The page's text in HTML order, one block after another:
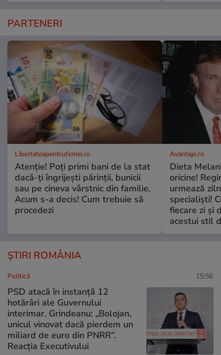
PARTENERI
Libertateapentrufemei.ro
Atenție! Poți primi bani de la stat
dacă-ți îngrijești părinții, bunicii
sau pe cineva vârstnic din familie.
Acum s-a decis! Cum trebuie să
procedezi
Avantaje.ro
Dieta
oricine!
urmează
specialiști!
fiecare zi și
acestui stil
ȘTIRI ROMÂNIA
Politică 15:56
PSD atacă în instanță 12
hotărâri ale Guvernului
interimar. Grindeanu: „Bolojan,
unicul vinovat dacă pierdem un
miliard de euro din PNRR”.
Reacția Executivului